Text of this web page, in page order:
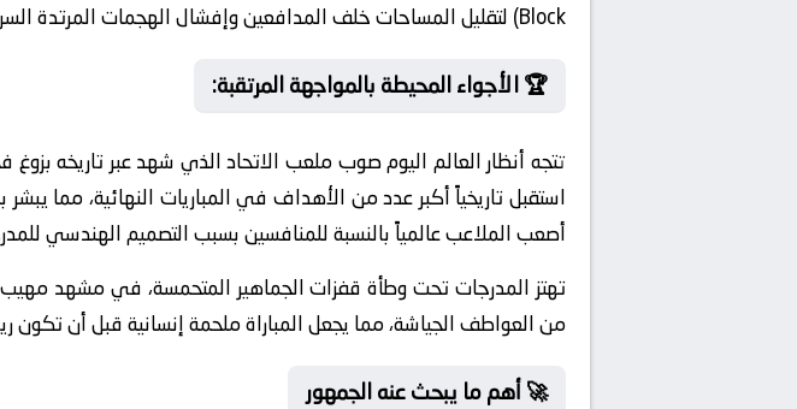
Block) لتقليل المساحات خلف المدافعين وإفشال الهجمات المرتدة السريعة.
🏆 الأجواء المحيطة بالمواجهة المرتقبة:
تتجه أنظار العالم اليوم صوب ملعب الاتحاد الذي شهد عبر تاريخه
استقبل تاريخياً أكبر عدد من الأهداف في المباريات النهائية، مما
أصعب الملاعب عالمياً بالنسبة للمنافسين بسبب التصميم الهندسي
تهتز المدرجات تحت وطأة قفزات الجماهير المتحمسة، في مشهد مهيب
من العواطف الجياشة، مما يجعل المباراة ملحمة إنسانية قبل أن تكون
🚀 أهم ما يبحث عنه الجمهور